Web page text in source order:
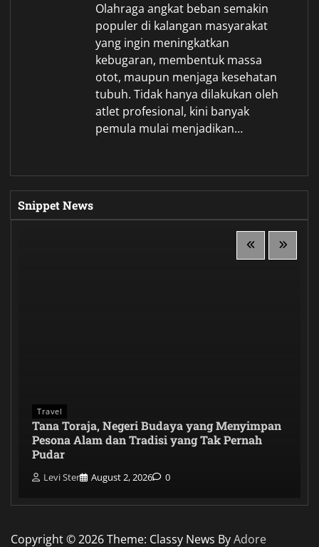
Olahraga angkat beban semakin
populer di kalangan masyarakat
yang ingin meningkatkan
kebugaran, membentuk massa
otot, maupun menjaga kesehatan
tubuh. Tidak hanya dilakukan oleh
atlet profesional, kini banyak
pemula mulai menjadikan…
Snippet News
Travel
Tana Toraja, Negeri Budaya yang Menyimpan
Pesona Alam dan Tradisi yang Tak Pernah
Pudar
Levi Ster August 2, 2026 0
Copyright © 2026Theme: Classy News ByAdore